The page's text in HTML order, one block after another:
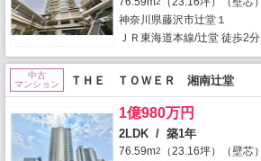
神奈川県藤沢市辻堂１
ＪＲ東海道本線/辻堂 徒歩2分
中古
マンション
ＴＨＥ ＴＯＷＥＲ 湘南辻堂
1億980万円
2LDK / 築1年
76.59m2
（23.16坪）（壁芯）